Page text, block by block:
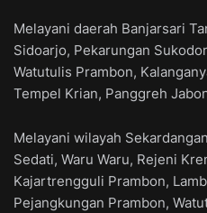
Melayani daerah Banjarsari
Sidoarjo, Pekarungan
Watutulis Prambon,
Tempel Krian, Panggreh
Melayani wilayah
Sedati, Waru Waru, Rejeni
Kajartrengguli Prambon,
Pejangkungan Prambon,